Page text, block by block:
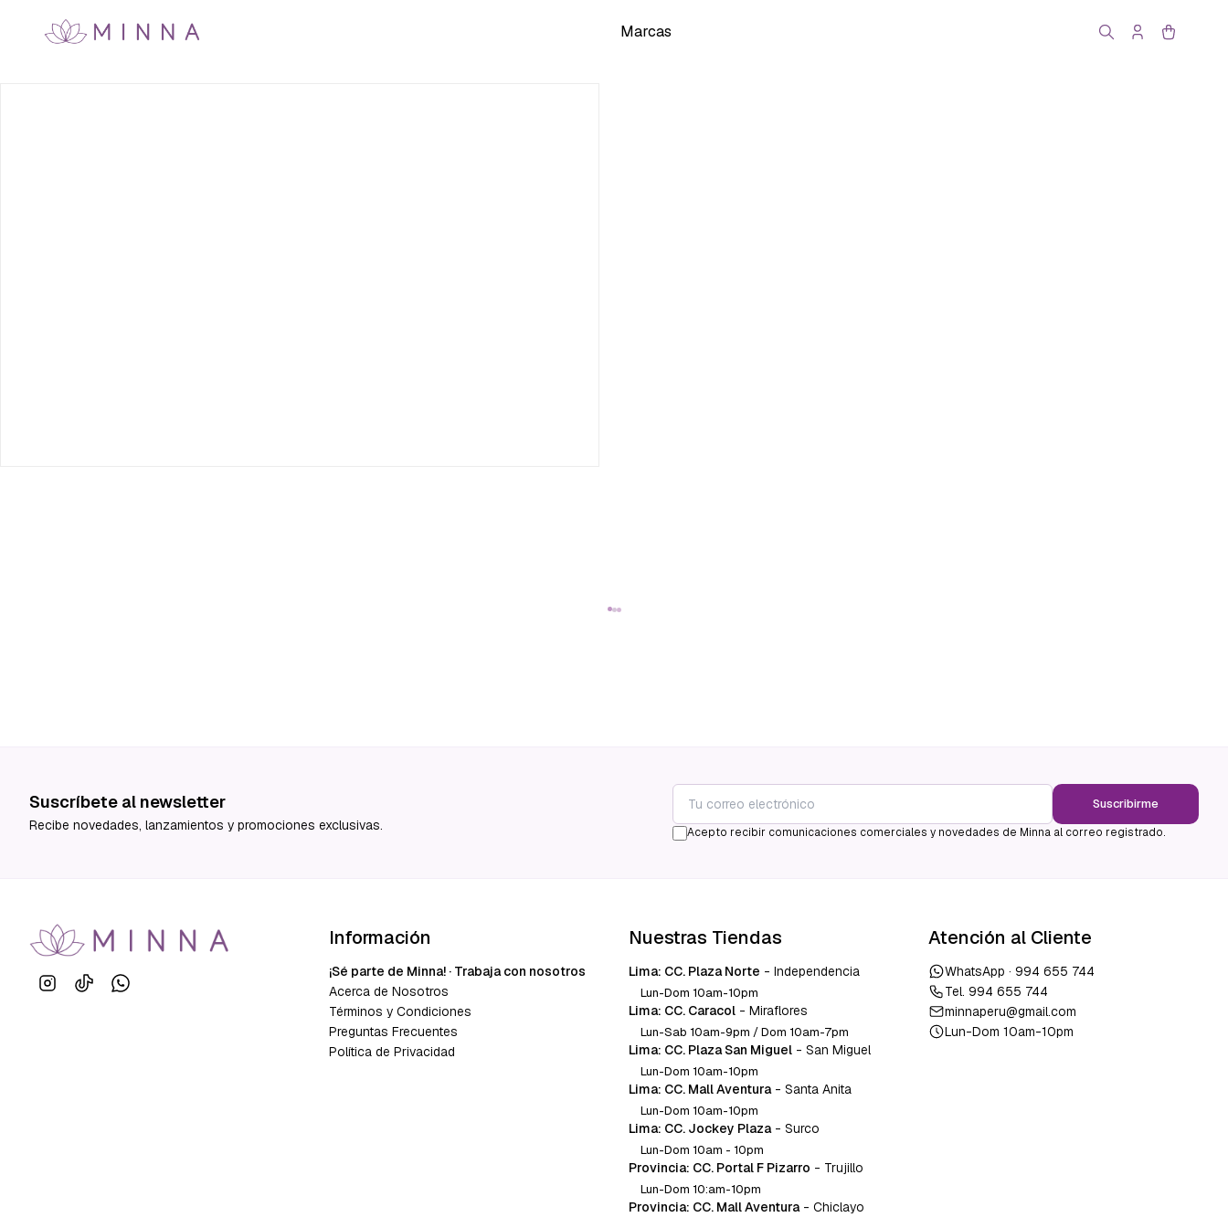
Marcas
Suscríbete al newsletter
Recibe novedades, lanzamientos y promociones exclusivas.
Suscribirme
Acepto recibir comunicaciones comerciales y novedades de Minna al correo registrado.
Información
¡Sé parte de Minna! · Trabaja con nosotros
Acerca de Nosotros
Términos y Condiciones
Preguntas Frecuentes
Política de Privacidad
Nuestras Tiendas
Lima: CC. Plaza Norte - Independencia
Lun-Dom 10am-10pm
Lima: CC. Caracol - Miraflores
Lun-Sab 10am-9pm / Dom 10am-7pm
Lima: CC. Plaza San Miguel - San Miguel
Lun-Dom 10am-10pm
Lima: CC. Mall Aventura - Santa Anita
Lun-Dom 10am-10pm
Lima: CC. Jockey Plaza - Surco
Lun-Dom 10am - 10pm
Provincia: CC. Portal F Pizarro - Trujillo
Lun-Dom 10:am-10pm
Provincia: CC. Mall Aventura - Chiclayo
Atención al Cliente
WhatsApp · 994 655 744
Tel. 994 655 744
minnaperu@gmail.com
Lun-Dom 10am-10pm